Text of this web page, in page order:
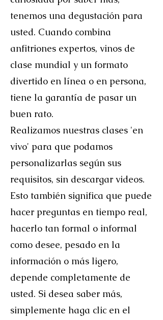
tenemos una degustación para
usted. Cuando combina
anfitriones expertos, vinos de
clase mundial y un formato
divertido en línea o en persona,
tiene la garantía de pasar un
buen rato.
Realizamos nuestras clases 'en
vivo' para que podamos
personalizarlas según sus
requisitos, sin descargar videos.
Esto también significa que puede
hacer preguntas en tiempo real,
hacerlo tan formal o informal
como desee, pesado en la
información o más ligero,
depende completamente de
usted. Si desea saber más,
simplemente haga clic en el